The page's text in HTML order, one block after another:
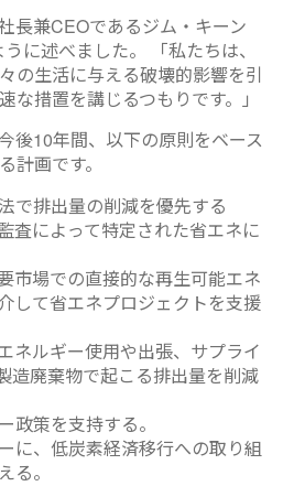
長兼CEOであるジム・キーン
に述べました。 「私たちは、
の生活に与える破壊的影響を引
な措置を講じるつもりです。」
後10年間、以下の原則をベース
計画です。
で排出量の削減を優先する
査によって特定された省エネに
市場での直接的な再生可能エネ
して省エネプロジェクトを支援
ネルギー使用や出張、サプライ
造廃棄物で起こる排出量を削減
政策を支持する。
に、低炭素経済移行への取り組
る。